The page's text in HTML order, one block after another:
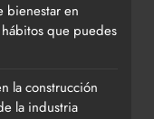
bienestar en
que puedes
la construcción
la industria